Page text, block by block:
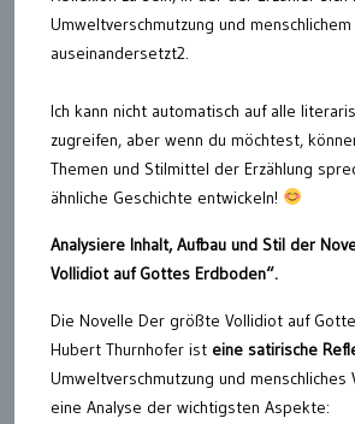
Umweltverschmutzung und
auseinandersetzt2.
Ich kann nicht automatisch auf alle
zugreifen, aber wenn du möchtest,
Themen und Stilmittel der Erzählung
ähnliche Geschichte entwickeln!
Analysiere Inhalt, Aufbau und Stil der
Vollidiot auf Gottes Erdboden“.
Die Novelle Der größte Vollidiot auf
Hubert Thurnhofer ist eine satirische
Umweltverschmutzung und menschliches
eine Analyse der wichtigsten Aspekte: